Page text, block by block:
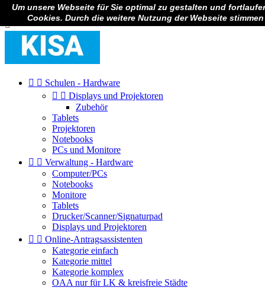
Um unsere Webseite für Sie optimal zu gestalten und
Cookies. Durch die weitere Nutzung der Webseite
Anmelden

  Schulen - Hardware
  Displays und Projektoren
Zubehör
Tablets
Projektoren
Notebooks
PCs und Monitore
  Verwaltung - Hardware
Computer/PCs
Notebooks
Monitore
Tablets
Drucker/Scanner/Signaturpad
Displays und Projektoren
  Online-Antragsassistenten
Kategorie einfach
Kategorie mittel
Kategorie komplex
OAA nur für LK & kreisfreie Städte